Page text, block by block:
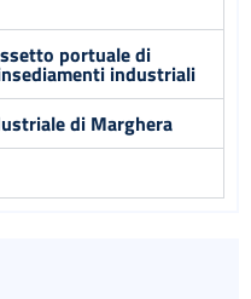
portuale di
industriali
di Marghera